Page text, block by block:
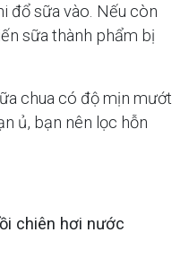
đổ sữa vào. Nếu còn
sữa thành phẩm bị
chua có độ mịn mướt
ủ, bạn nên lọc hỗn
chiên hơi nước